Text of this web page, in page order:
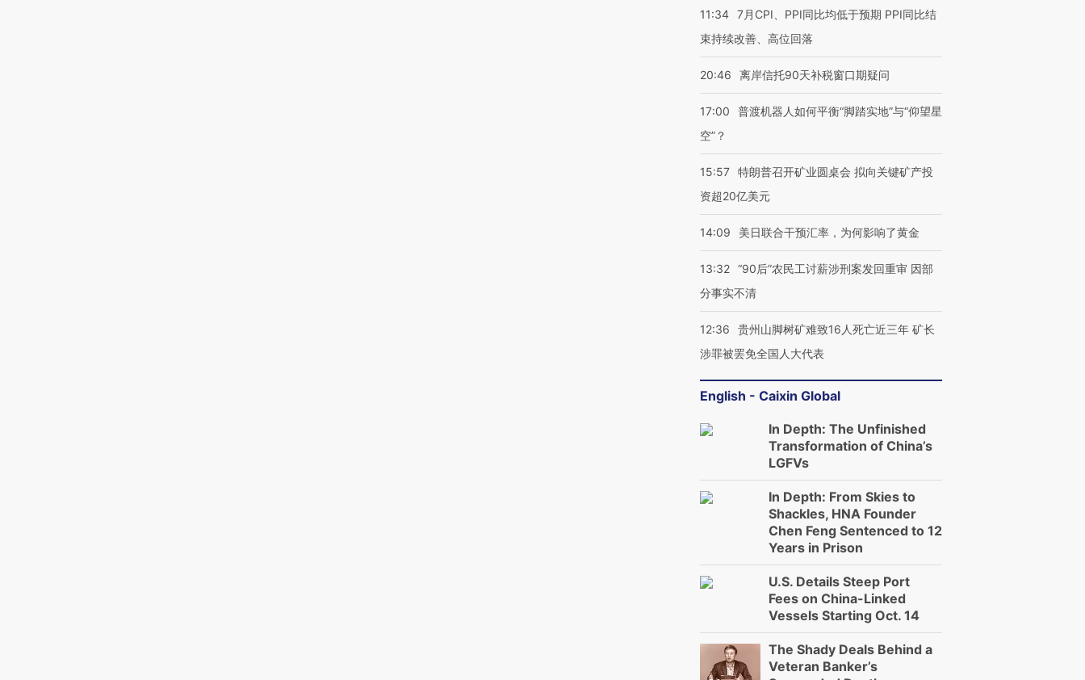
11:34 7月CPI、PPI同比均低于预期 PPI同比结
束持续改善、高位回落
20:46 离岸信托90天补税窗口期疑问
17:00
普渡机器人如何平衡“脚踏实地”与“仰望星
空”？
15:57 特朗普召开矿业圆桌会 拟向关键矿产投
资超20亿美元
14:09 美日联合干预汇率，为何影响了黄金
13:32 “90后”农民工讨薪涉刑案发回重审 因部
分事实不清
12:36
贵州山脚树矿难致16人死亡近三年 矿长
涉罪被罢免全国人大代表
English - Caixin Global
In Depth: The Unfinished
Transformation of China’s
LGFVs
In Depth: From Skies to
Shackles, HNA Founder
Chen Feng Sentenced to 12
Years in Prison
U.S. Details Steep Port
Fees on China-Linked
Vessels Starting Oct. 14
The Shady Deals Behind a
Veteran Banker’s